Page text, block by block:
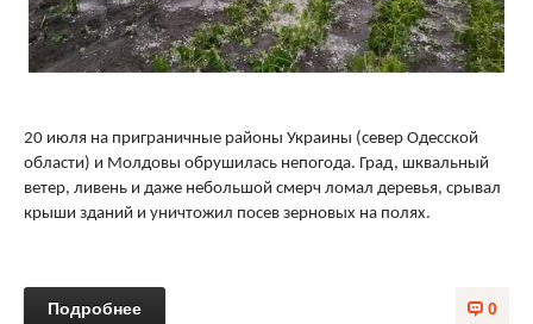
20 июля на приграничные районы Украины (север Одесской
области) и Молдовы обрушилась непогода. Град, шквальный
ветер, ливень и даже небольшой смерч ломал деревья, срывал
крыши зданий и уничтожил посев зерновых на полях.
0
Подробнее